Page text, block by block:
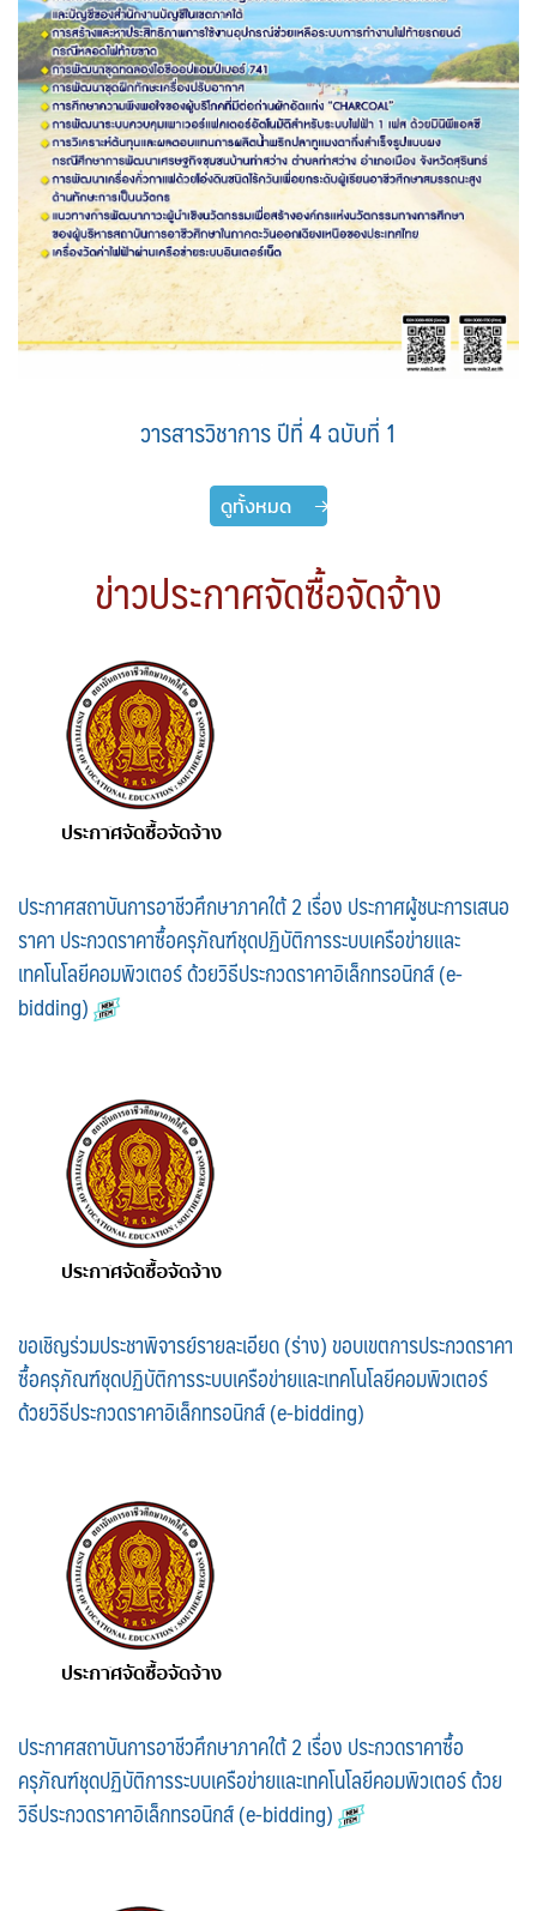
วารสารวิชาการ ปีที่ 4 ฉบับที่ 1
ดูทั้งหมด
ข่าวประกาศจัดซื้อจัดจ้าง
ประกาศสถาบันการอาชีวศึกษาภาคใต้ 2 เรื่อง ประกาศผู้ชนะการเสนอ
ราคา ประกวดราคาซื้อครุภัณฑ์ชุดปฏิบัติการระบบเครือข่ายและ
เทคโนโลยีคอมพิวเตอร์ ด้วยวิธีประกวดราคาอิเล็กทรอนิกส์ (e-
bidding)
ขอเชิญร่วมประชาพิจารย์รายละเอียด (ร่าง) ขอบเขตการประกวดราคา
ซื้อครุภัณฑ์ชุดปฏิบัติการระบบเครือข่ายและเทคโนโลยีคอมพิวเตอร์
ด้วยวิธีประกวดราคาอิเล็กทรอนิกส์ (e-bidding)
ประกาศสถาบันการอาชีวศึกษาภาคใต้ 2 เรื่อง ประกวดราคาซื้อ
ครุภัณฑ์ชุดปฏิบัติการระบบเครือข่ายและเทคโนโลยีคอมพิวเตอร์ ด้วย
วิธีประกวดราคาอิเล็กทรอนิกส์ (e-bidding)